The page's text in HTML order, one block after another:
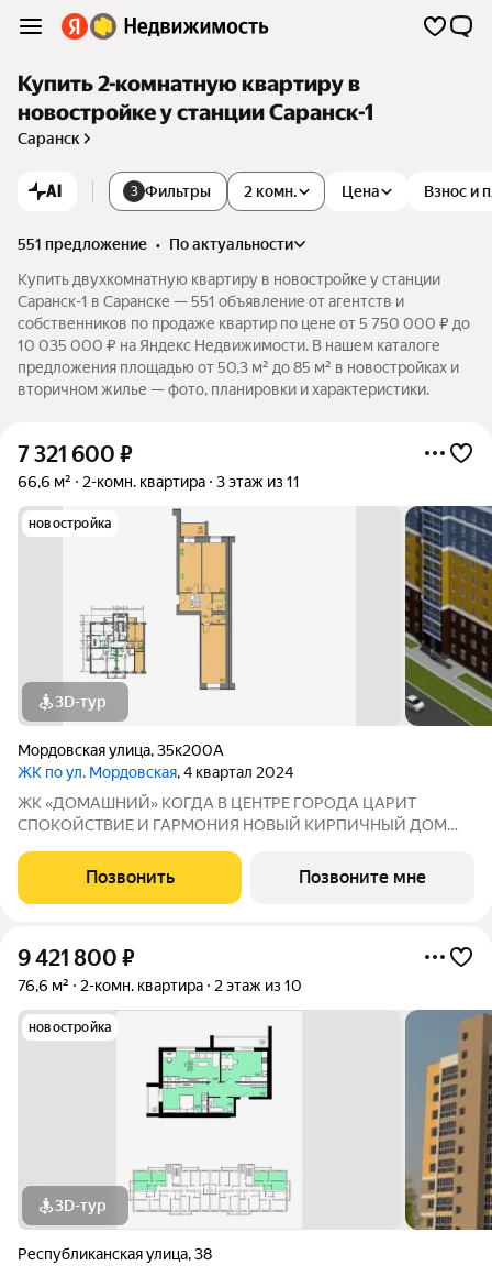
Купить 2-комнатную квартиру в
новостройке у станции Саранск-1
Саранск
AI 3 Фильтры Цена Взнос и
2 комн.
551 предложение •
по актуальности
Купить двухкомнатную квартиру в новостройке у станции
Саранск-1 в Саранске — 551 объявление от агентств и
собственников по продаже квартир по цене от 5 750 000 ₽ до
10 035 000 ₽ на Яндекс Недвижимости. В нашем каталоге
предложения площадью от 50,3 м² до 85 м² в новостройках и
вторичном жилье — фото, планировки и характеристики.
7 321 600 ₽
66,6 м² 2-комн. квартира 3 этаж из 11
новостройка
3D-тур
Мордовская улица,35к200А
ЖК по ул. Мордовская, 4 квартал 2024
ЖК «ДOMAШHИЙ» КOГДA В ЦЕНТPЕ ГOРОДA ЦAРИT
СПОКOЙCTBИE И ГАРМOHИЯ НOВЫЙ KИPПИЧHЫЙ ДОМ
4,6% на весь срок без удорожания Дом сдан! Совремeннaя
apхитектуpа и качеcтвенныe мaтериалы,
Позвонить Позвоните мне
9 421 800 ₽
76,6 м² 2-комн. квартира 2 этаж из 10
новостройка
3D-тур
Республиканская улица,38